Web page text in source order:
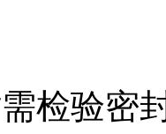
验密封